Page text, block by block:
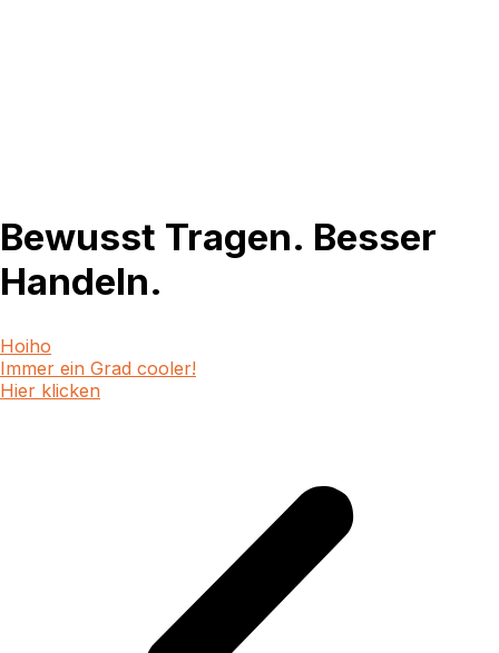
Bewusst Tragen. Besser
Handeln.
Hoiho
Immer ein Grad cooler!
Hier klicken